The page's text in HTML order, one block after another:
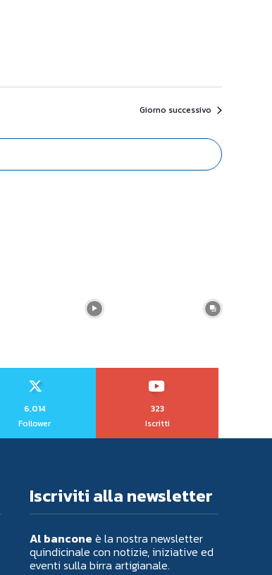
Giorno successivo
6,014
Follower
323
Iscritti
Iscriviti alla newsletter
Al bancone è la nostra newsletter
quindicinale con notizie, iniziative ed
eventi sulla birra artigianale.